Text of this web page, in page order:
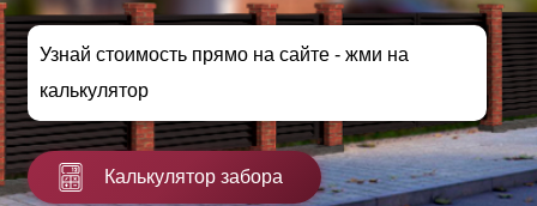
Узнай стоимость прямо на сайте - жми на
калькулятор
Калькулятор забора